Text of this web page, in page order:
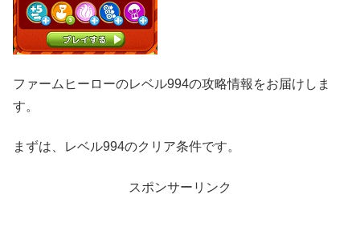
ファームヒーローのレベル994の攻略情報をお届けしま
す。
まずは、レベル994のクリア条件です。
スポンサーリンク